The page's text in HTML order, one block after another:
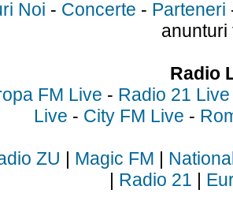
Noi - Concerte - Parteneri
anunturi
Radio
FM Live - Radio 21 Live
Live - City FM Live -
ZU | Magic FM |
| Radio 21 |